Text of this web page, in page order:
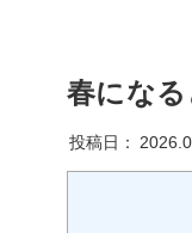
春にな
投稿日：